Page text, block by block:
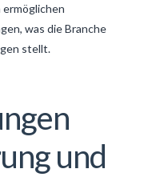
was die Branche
stellt.
und